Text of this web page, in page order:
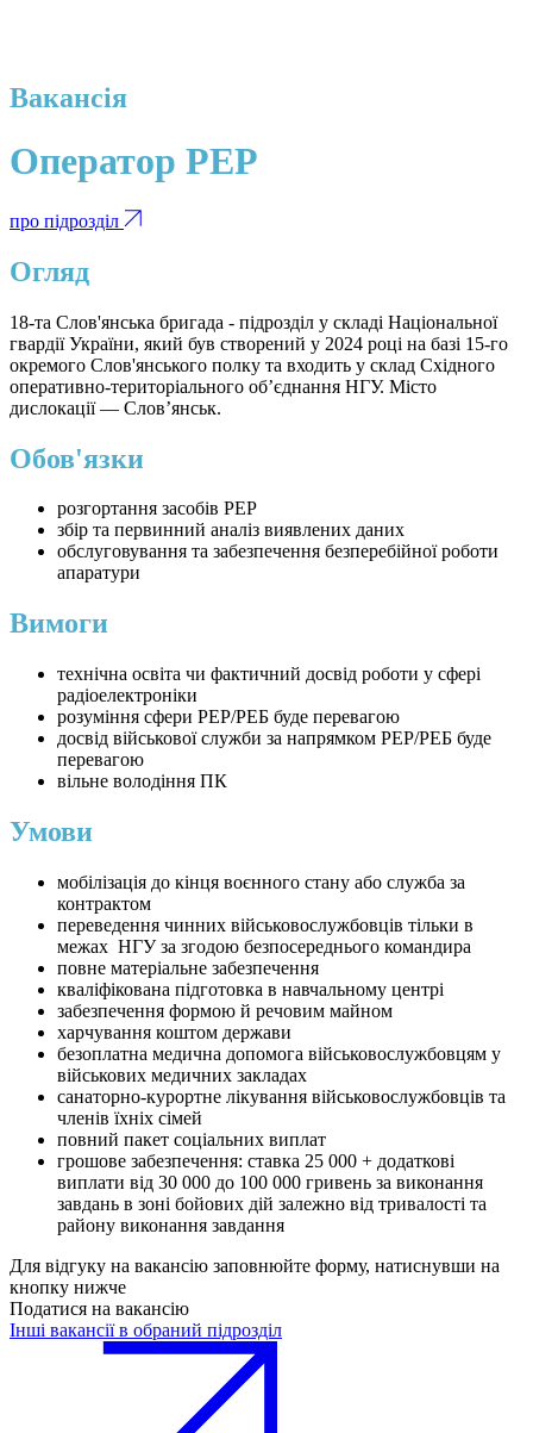
Вакансія
Оператор РЕР
про підрозділ
Огляд
18-та Слов'янська бригада - підрозділ у складі Національної
гвардії України, який був створений у 2024 році на базі 15-го
окремого Слов'янського полку та входить у склад Східного
оперативно-територіального об’єднання НГУ. Місто
дислокації — Слов’янськ.
Обов'язки
розгортання засобів РЕР
збір та первинний аналіз виявлених даних
обслуговування та забезпечення безперебійної роботи
апаратури
Вимоги
технічна освіта чи фактичний досвід роботи у сфері
радіоелектроніки
розуміння сфери РЕР/РЕБ буде перевагою
досвід військової служби за напрямком РЕР/РЕБ буде
перевагою
вільне володіння ПК
Умови
мобілізація до кінця воєнного стану або служба за
контрактом
переведення чинних військовослужбовців тільки в
межах НГУ за згодою безпосереднього командира
повне матеріальне забезпечення
кваліфікована підготовка в навчальному центрі
забезпечення формою й речовим майном
харчування коштом держави
безоплатна медична допомога військовослужбовцям у
військових медичних закладах
санаторно-курортне лікування військовослужбовців та
членів їхніх сімей
повний пакет соціальних виплат
грошове забезпечення: ставка 25 000 + додаткові
виплати від 30 000 до 100 000 гривень за виконання
завдань в зоні бойових дій залежно від тривалості та
району виконання завдання
Для відгуку на вакансію заповнюйте форму, натиснувши на
кнопку нижче
Податися на вакансію
Інші вакансії в обраний підрозділ